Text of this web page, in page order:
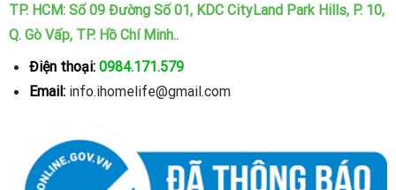
tốt.
TP. HCM: Số 09 Đường Số 01, KDC CityLand Park Hills, P. 10,
Q. Gò Vấp, TP. Hồ Chí Minh..
Điện thoại: 0984.171.579
Email: info.ihomelife@gmail.com